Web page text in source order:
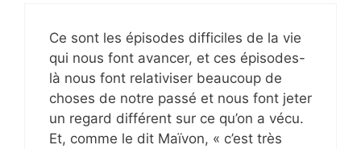
Ce sont les épisodes difficiles de la vie
qui nous font avancer, et ces épisodes-
là nous font relativiser beaucoup de
choses de notre passé et nous font jeter
un regard différent sur ce qu’on a vécu.
Et, comme le dit Maïvon, « c’est très